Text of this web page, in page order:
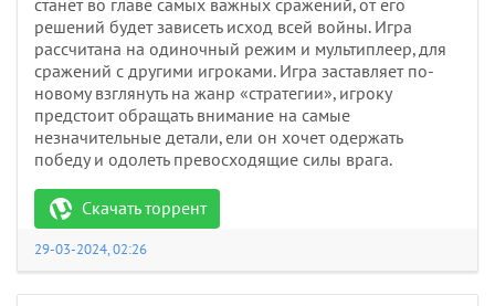
станет во главе самых важных сражений, от его
решений будет зависеть исход всей войны. Игра
рассчитана на одиночный режим и мультиплеер, для
сражений с другими игроками. Игра заставляет по-
новому взглянуть на жанр «стратегии», игроку
предстоит обращать внимание на самые
незначительные детали, ели он хочет одержать
победу и одолеть превосходящие силы врага.
Скачать торрент
29-03-2024, 02:26